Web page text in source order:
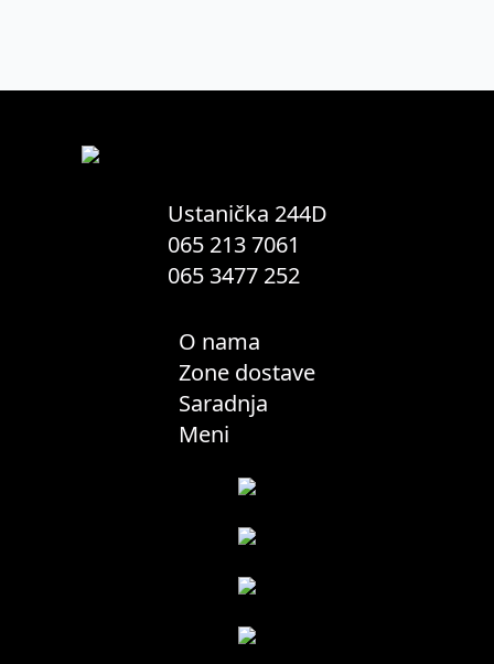
mogu
Ustanička 244D
065 213 7061
065 3477 252
O nama
Zone dostave
Saradnja
Meni